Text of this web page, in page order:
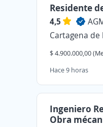
Residente
4,5
Cartagena de
$ 4.900.000,00
Hace 9 horas
Ingeniero
Obra